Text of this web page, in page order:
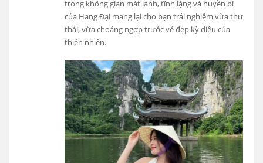
trong không gian mát lạnh, tĩnh lặng và huyền bí
của Hang Đại mang lại cho bạn trải nghiệm vừa thư
thái, vừa choáng ngợp trước vẻ đẹp kỳ diệu của
thiên nhiên.